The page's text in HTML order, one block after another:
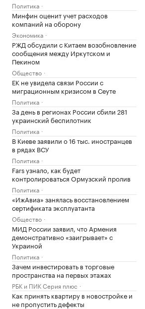
Политика
Минфин оценит учет расходов
компаний на оборону
Экономика
РЖД обсудили с Китаем возобновление
сообщения между Иркутском и
Пекином
Общество
ЕК не увидела связи России с
миграционным кризисом в Сеуте
Политика
За день в регионах России сбили 281
украинский беспилотник
Политика
В Киеве заявили о 16 тыс. иностранцев
в рядах ВСУ
Политика
Fars узнало, как будет
контролироваться Ормузский пролив
Политика
«ИжАвиа» занялась восстановлением
сертификата эксплуатанта
Общество
МИД России заявил, что Армения
демонстративно «заигрывает» с
Украиной
Политика
Зачем инвестировать в торговые
пространства на первых этажах
РБК и ПИК Серия плюс
Как принять квартиру в новостройке и
не пропустить дефекты